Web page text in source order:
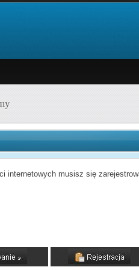
internetowych musisz się